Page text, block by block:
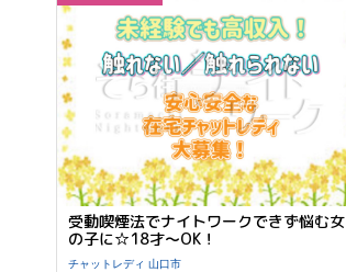
受動喫煙法でナイトワークできず悩む女
の子に☆18才～OK！
チャットレディ 山口市